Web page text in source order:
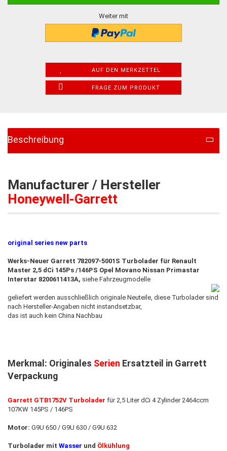
Weiter mit
AUF DEN MERKZETTEL
FRAGE ZUM PRODUKT
Beschreibung
Manufacturer / Hersteller
Honeywell-Garrett
original series new parts
Werks-Neuer Garrett 782097-5001S Turbolader für Renault
Master 2,5 dCi 145Ps /146PS Opel Movano Nissan Primastar
Interstar 8200611413A, siehe Fahrzeugmodelle
geliefert werden ausschließlich originale Neuteile, diese Turbolader sind
nach Hersteller-Angaben nicht instandsetzbar,
das ist auch kein China Nachbau
Merkmal: Originales Serien Ersatzteil in Garrett
Verpackung
Garrett GTB1752V Turbolader für 2,5 Liter dCi 4 Zylinder 2464ccm
107KW 145PS / 146PS
Motor: G9U 650 / G9U 630 / G9U 632
Turbolader mit Wasser und Ölkühlung